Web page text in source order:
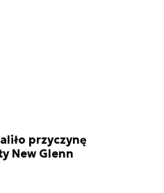
przyczynę
New Glenn